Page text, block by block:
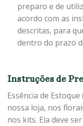
preparo e de
acordo com as
descritas, para
dentro do prazo
Instruções de
Essência de
nossa loja, nos
nos kits. Ela deve